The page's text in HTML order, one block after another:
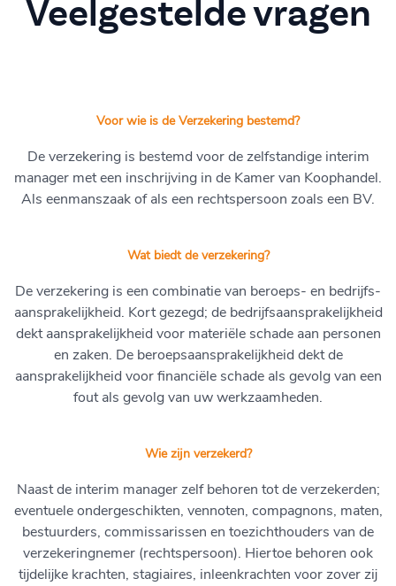
Veelgestelde vragen
Voor wie is de Verzekering bestemd?
De verzekering is bestemd voor de zelfstandige interim
manager met een inschrijving in de Kamer van Koophandel.
Als eenmanszaak of als een rechtspersoon zoals een BV.
Wat biedt de verzekering?
De verzekering is een combinatie van beroeps- en bedrijfs-
aansprakelijkheid. Kort gezegd; de bedrijfsaansprakelijkheid
dekt aansprakelijkheid voor materiële schade aan personen
en zaken. De beroepsaansprakelijkheid dekt de
aansprakelijkheid voor financiële schade als gevolg van een
fout als gevolg van uw werkzaamheden.
Wie zijn verzekerd?
Naast de interim manager zelf behoren tot de verzekerden;
eventuele ondergeschikten, vennoten, compagnons, maten,
bestuurders, commissarissen en toezichthouders van de
verzekeringnemer (rechtspersoon). Hiertoe behoren ook
tijdelijke krachten, stagiaires, inleenkrachten voor zover zij